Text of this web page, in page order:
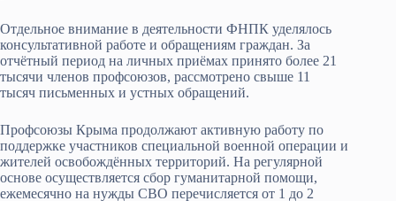
Отдельное внимание в деятельности ФНПК уделялось
консультативной работе и обращениям граждан. За
отчётный период на личных приёмах принято более 21
тысячи членов профсоюзов, рассмотрено свыше 11
тысяч письменных и устных обращений.
Профсоюзы Крыма продолжают активную работу по
поддержке участников специальной военной операции и
жителей освобождённых территорий. На регулярной
основе осуществляется сбор гуманитарной помощи,
ежемесячно на нужды СВО перечисляется от 1 до 2